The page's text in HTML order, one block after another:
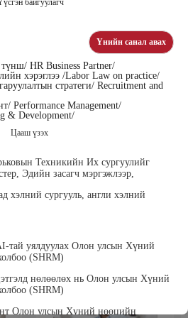
байгуулагч
Үнийн санал авах
HR Business Partner/
хэрэглээ /Labor Law on practice/
стратеги/ Recruitment and
Performance Management/
& Development/
Цааш үзэх
Техникийн Их сургуулийг
Эдийн засагч мэргэжлээр,
хэлний сургууль, англи хэлний
тай уялдуулах Олон улсын Хүний
(SHRM)
нөлөөлөх нь Олон улсын Хүний
(SHRM)
Олон улсын Хүний нөөцийн
Бээжин Солонгоо
Франклинкови Монгол ХХК
гүйцэтгэх захирал, Манлайллын
трэйнер, олон улсын сургагч багш,
карьер сургалтын төвийн нийгмийн
ажилтан, сургагч багш